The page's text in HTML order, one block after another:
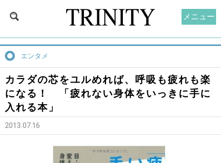
エンタメ
カラダの芯をユルめれば、呼吸も疲れも楽
になる！ 「疲れない身体をいっきに手に
入れる本」
2013.07.16
メニュー